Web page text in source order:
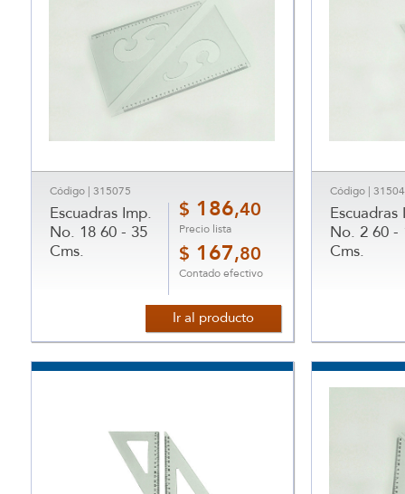
Código | 315075
Escuadras Imp.
No. 18 60 - 35
Cms.
$ 186,40
Precio lista
$ 167,80
Contado efectivo
Ir al producto
Código |
Escuadras
No. 2 60 -
Cms.